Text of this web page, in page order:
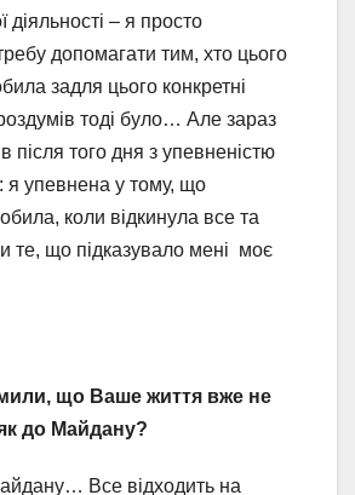
діяльності – я просто
допомагати тим, хто цього
задля цього конкретні
тоді було… Але зараз
після того дня з упевненістю
я упевнена у тому, що
коли відкинула все та
те, що підказувало мені моє
що Ваше життя вже не
до Майдану?
Все відходить на